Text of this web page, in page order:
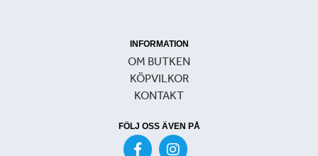
INFORMATION
OM BUTKEN
KÖPVILKOR
KONTAKT
FÖLJ OSS ÄVEN PÅ